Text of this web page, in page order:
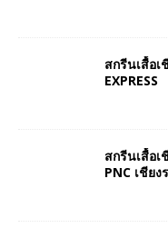
สกรีนเสื้อเ
EXPRESS
สกรีนเสื้อ
PNC เชียง